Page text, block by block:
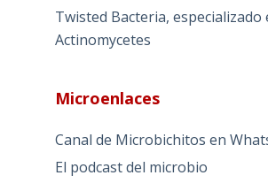
Twisted Bacteria, especializado
Actinomycetes
Microenlaces
Canal de Microbichitos en
El podcast del microbio